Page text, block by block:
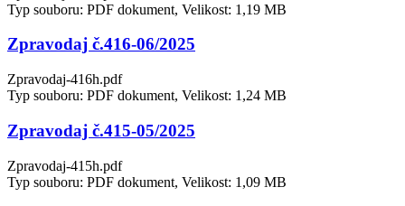
Typ souboru: PDF dokument, Velikost: 1,19 MB
Zpravodaj č.416-06/2025
Zpravodaj-416h.pdf
Typ souboru: PDF dokument, Velikost: 1,24 MB
Zpravodaj č.415-05/2025
Zpravodaj-415h.pdf
Typ souboru: PDF dokument, Velikost: 1,09 MB